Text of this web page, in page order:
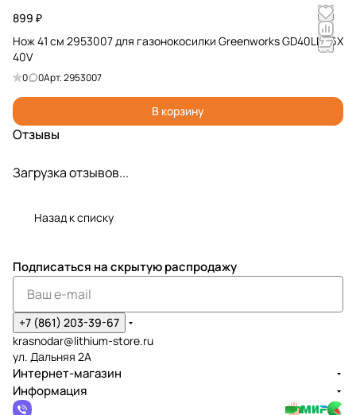
899 ₽
Нож 41 см 2953007 для газонокосилки Greenworks GD40LM16X
40V
0 0Арт.2953007
В корзину
Отзывы
Загрузка отзывов...
Назад к списку
Подписаться на скрытую распродажу
+7 (861) 203-39-67
krasnodar@lithium-store.ru
ул. Дальняя 2А
Интернет-магазин
Информация